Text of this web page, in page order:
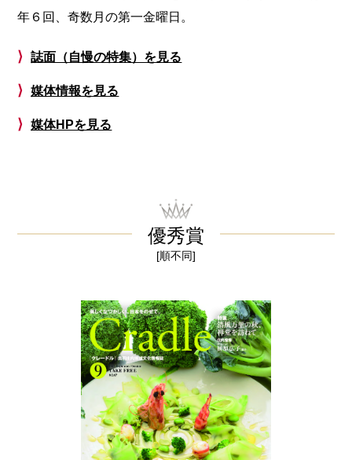
年６回、奇数月の第一金曜日。
⟩ 誌面（自慢の特集）を見る
⟩ 媒体情報を見る
⟩ 媒体HPを見る
優秀賞
[順不同]